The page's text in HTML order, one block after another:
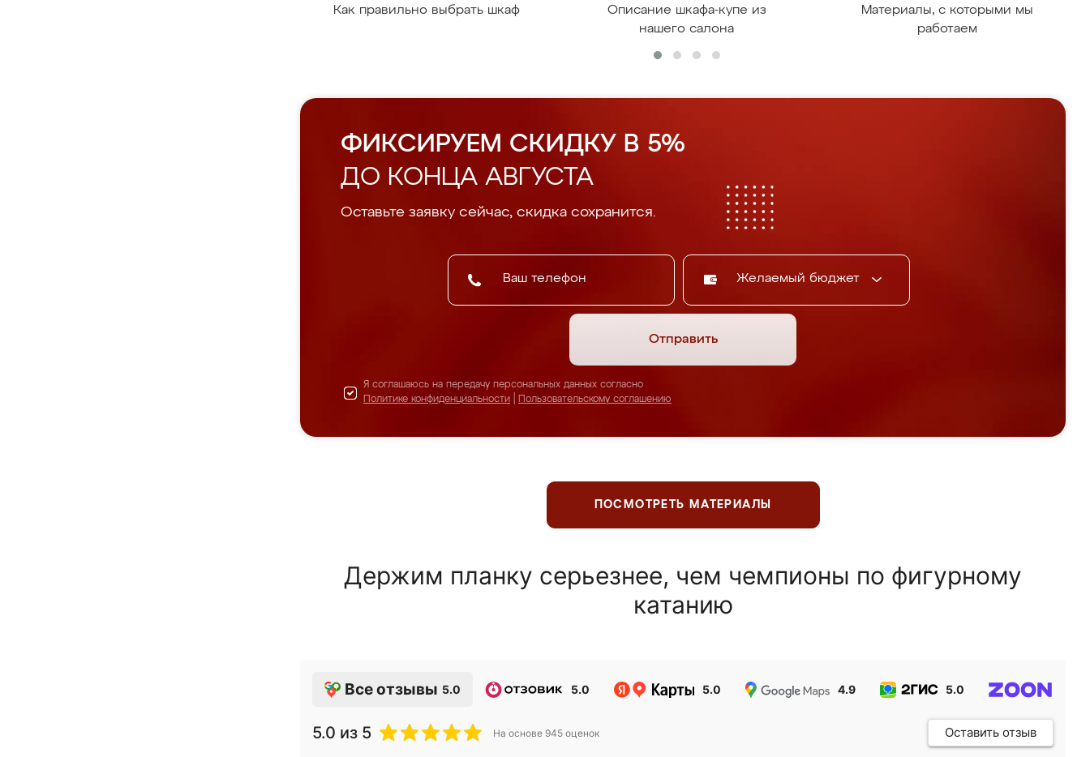
Как правильно выбрать шкаф
Описание шкафа-купе из
нашего салона
Материалы, с которыми мы
работаем
ФИКСИРУЕМ СКИДКУ В 5%
ДО КОНЦА АВГУСТА
Оставьте заявку сейчас, скидка сохранится.
Желаемый бюджет
Отправить
Я соглашаюсь на передачу персональных данных согласно
Политике конфиденциальности
Пользовательскому соглашению
ПОСМОТРЕТЬ МАТЕРИАЛЫ
Держим планку серьезнее, чем чемпионы по фигурному
катанию
Все отзывы 5.0 5.0 5.0 4.9 5.0
5.0 из 5 На основе 945 оценок Оставить отзыв